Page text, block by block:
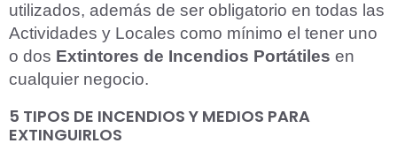
utilizados, además de ser obligatorio en todas las
Actividades y Locales como mínimo el tener uno
o dos Extintores de Incendios Portátiles en
cualquier negocio.
5 TIPOS DE INCENDIOS Y MEDIOS PARA
EXTINGUIRLOS